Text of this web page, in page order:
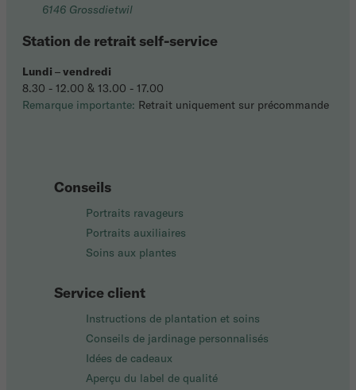
Conseils
Portraits ravageurs
Portraits auxiliaires
Soins aux plantes
Service client
Instructions de plantation et soins
Conseils de jardinage personnalisés
Idées de cadeaux
Aperçu du label de qualité
6146 Grossdietwil
Station de retrait self-service
Lundi –vendredi
8.30 - 12.00 & 13.00 - 17.00
Remarque importante: Retrait uniquement sur précommande